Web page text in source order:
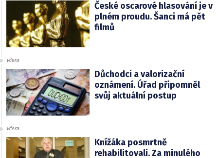
České oscarové hlasování je v
plném proudu. Šanci má pět
filmů
včera
Důchodci a valorizační
oznámení. Úřad připomněl
svůj aktuální postup
včera
Knížáka posmrtně
rehabilitovali. Za minulého